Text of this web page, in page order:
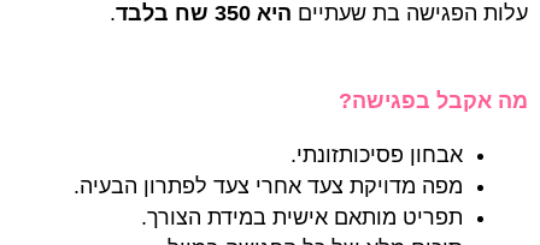
עלות הפגישה בת שעתיים היא 350 שח בלבד .
מה אקבל בפגישה?
אבחון פסיכותזונתי.
מפה מדויקת צעד אחרי צעד לפתרון הבעיה.
תפריט מותאם אישית במידת הצורך.